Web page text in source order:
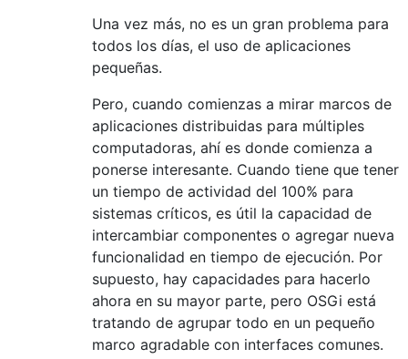
Una vez más, no es un gran problema para
todos los días, el uso de aplicaciones
pequeñas.
Pero, cuando comienzas a mirar marcos de
aplicaciones distribuidas para múltiples
computadoras, ahí es donde comienza a
ponerse interesante. Cuando tiene que tener
un tiempo de actividad del 100% para
sistemas críticos, es útil la capacidad de
intercambiar componentes o agregar nueva
funcionalidad en tiempo de ejecución. Por
supuesto, hay capacidades para hacerlo
ahora en su mayor parte, pero OSGi está
tratando de agrupar todo en un pequeño
marco agradable con interfaces comunes.